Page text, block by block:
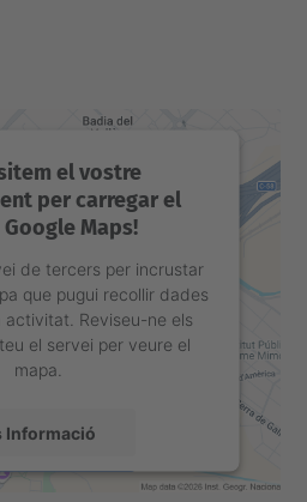
el vostre
per carregar el
Maps!
de tercers per incrustar
que pugui recollir dades
activitat. Reviseu-ne els
el servei per veure el
mapa.
Informació